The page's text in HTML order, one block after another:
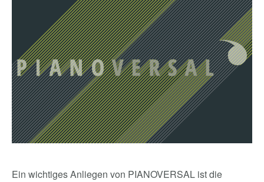
Ein wichtiges Anliegen von PIANOVERSAL ist die